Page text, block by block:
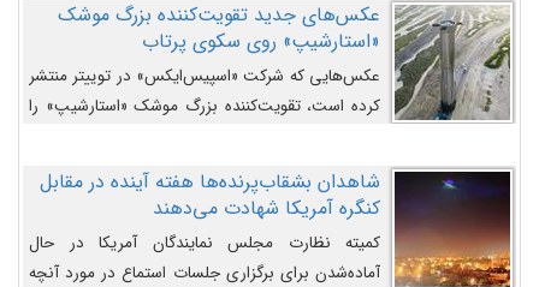
کارآفرینان این حوزه ایجاد می‌کنند، می‌پردازد.
عکس‌های جدید تقویت‌کننده بزرگ موشک
«استارشیپ» روی سکوی پرتاب
عکس‌هایی که شرکت «اسپیس‌ایکس» در توییتر منتشر
کرده است، تقویت‌کننده بزرگ موشک «استارشیپ» را
شاهدان بشقاب‌پرنده‌ها هفته آینده در مقابل
کنگره آمریکا شهادت می‌دهند
کمیته نظارت مجلس نمایندگان آمریکا در حال
آماده‌شدن برای برگزاری جلسات استماع در مورد آنچه